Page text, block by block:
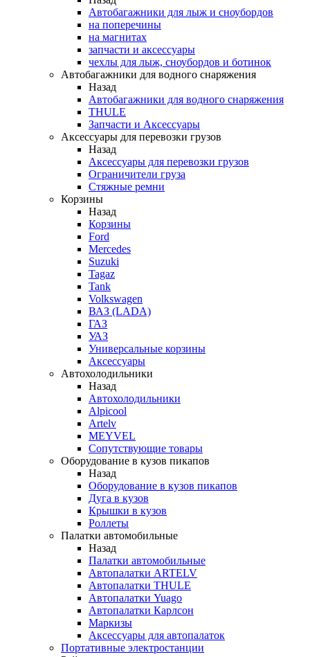
Автобагажники для лыж и сноубордов
на поперечины
на магнитах
запчасти и аксессуары
чехлы для лыж, сноубордов и ботинок
Автобагажники для водного снаряжения
Назад
Автобагажники для водного снаряжения
THULE
Запчасти и Аксессуары
Аксессуары для перевозки грузов
Назад
Аксессуары для перевозки грузов
Ограничители груза
Стяжные ремни
Корзины
Назад
Корзины
Ford
Mercedes
Suzuki
Tagaz
Tank
Volkswagen
ВАЗ (LADA)
ГАЗ
УАЗ
Универсальные корзины
Аксессуары
Автохолодильники
Назад
Автохолодильники
Alpicool
Artelv
MEYVEL
Сопутствующие товары
Оборудование в кузов пикапов
Назад
Оборудование в кузов пикапов
Дуга в кузов
Крышки в кузов
Роллеты
Палатки автомобильные
Назад
Палатки автомобильные
Автопалатки ARTELV
Автопалатки THULE
Автопалатки Yuago
Автопалатки Карлсон
Маркизы
Аксессуары для автопалаток
Портативные электростанции